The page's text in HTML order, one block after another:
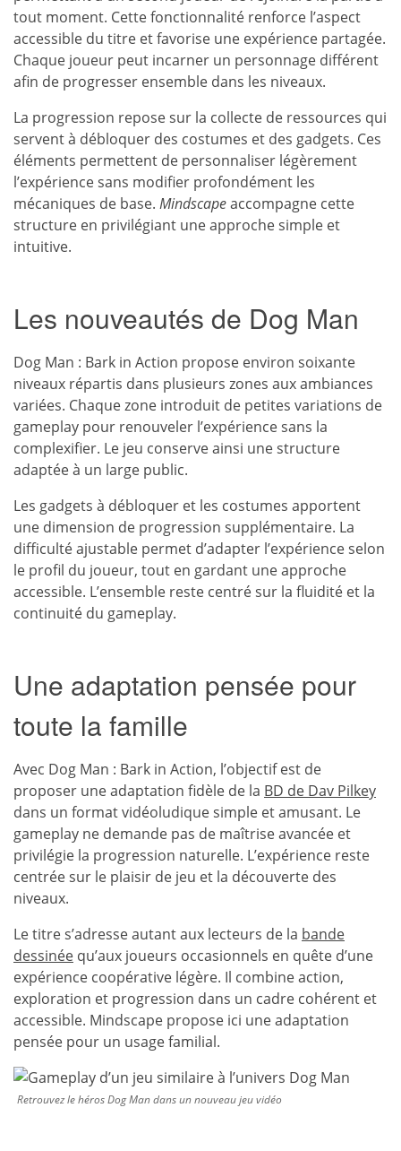
tout moment. Cette fonctionnalité renforce l’aspect
accessible du titre et favorise une expérience partagée.
Chaque joueur peut incarner un personnage différent
afin de progresser ensemble dans les niveaux.
La progression repose sur la collecte de ressources qui
servent à débloquer des costumes et des gadgets. Ces
éléments permettent de personnaliser légèrement
l’expérience sans modifier profondément les
mécaniques de base. Mindscapeaccompagne cette
structure en privilégiant une approche simple et
intuitive.
Les nouveautés de Dog Man
Dog Man : Bark in Action propose environ soixante
niveaux répartis dans plusieurs zones aux ambiances
variées. Chaque zone introduit de petites variations de
gameplay pour renouveler l’expérience sans la
complexifier. Le jeu conserve ainsi une structure
adaptée à un large public.
Les gadgets à débloquer et les costumes apportent
une dimension de progression supplémentaire. La
difficulté ajustable permet d’adapter l’expérience selon
le profil du joueur, tout en gardant une approche
accessible. L’ensemble reste centré sur la fluidité et la
continuité du gameplay.
Une adaptation pensée pour
toute la famille
Avec Dog Man : Bark in Action, l’objectif est de
proposer une adaptation fidèle de la BD de Dav Pilkey
dans un format vidéoludique simple et amusant. Le
gameplay ne demande pas de maîtrise avancée et
privilégie la progression naturelle. L’expérience reste
centrée sur le plaisir de jeu et la découverte des
niveaux.
Le titre s’adresse autant aux lecteurs de la bande
dessinée qu’aux joueurs occasionnels en quête d’une
expérience coopérative légère. Il combine action,
exploration et progression dans un cadre cohérent et
accessible. Mindscape propose ici une adaptation
pensée pour un usage familial.
Retrouvez le héros Dog Man dans un nouveau jeu vidéo